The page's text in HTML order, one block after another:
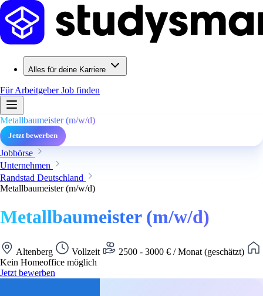
Alles für deine Karriere
Für ArbeitgeberJob finden
Metallbaumeister (m/w/d)
Jetzt bewerben
Jobbörse
Unternehmen
Randstad Deutschland
Metallbaumeister (m/w/d)
Metallbaumeister (m/w/d)
Altenberg Vollzeit
2500 - 3000 € / Monat (geschätzt)
Kein Homeoffice möglich
Jetzt bewerben